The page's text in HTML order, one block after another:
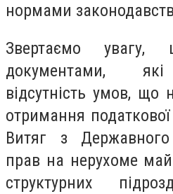
нормами
Звертаємо увагу,
документами, які
відсутність умов,
отримання
Витяг з
прав на нерухоме
структурних